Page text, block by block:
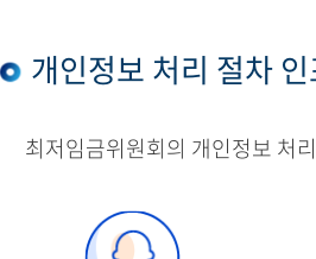
개인정보 처리 절차
최저임금위원회의 개인정보 처